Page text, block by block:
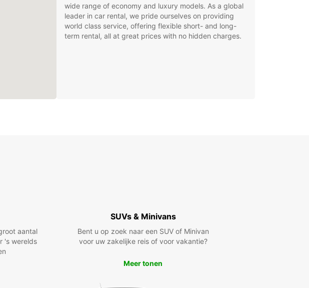
wide range of economy and luxury models. As a global
leader in car rental, we pride ourselves on providing
world class service, offering flexible short- and long-
term rental, all at great prices with no hidden charges.
aantal
's werelds
SUVs & Minivans
Bent u op zoek naar een SUV of Minivan
voor uw zakelijke reis of voor vakantie?
Meer tonen